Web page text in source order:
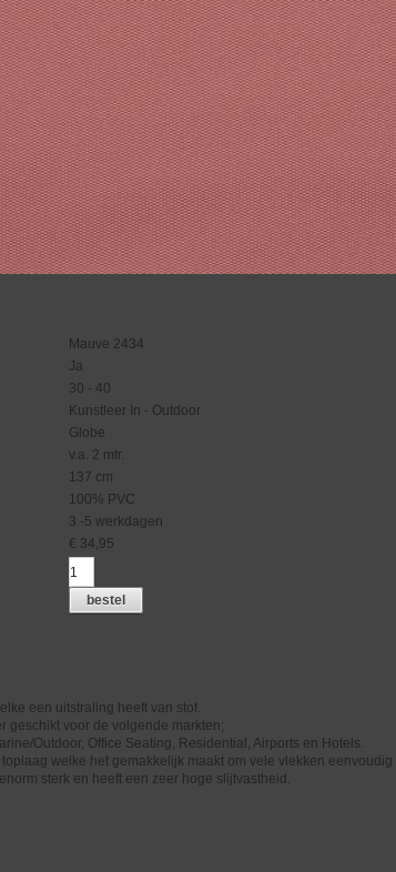
Mauve 2434
Ja
30 - 40
Kunstleer In - Outdoor
Globe
v.a. 2 mtr.
137 cm
100% PVC
3 -5 werkdagen
€ 34,95
bestel
een uitstraling heeft van stof.
geschikt voor de volgende markten;
Outdoor, Office Seating, Residential, Airports en Hotels.
welke het gemakkelijk maakt om vele vlekken eenvoudig
sterk en heeft een zeer hoge slijtvastheid.